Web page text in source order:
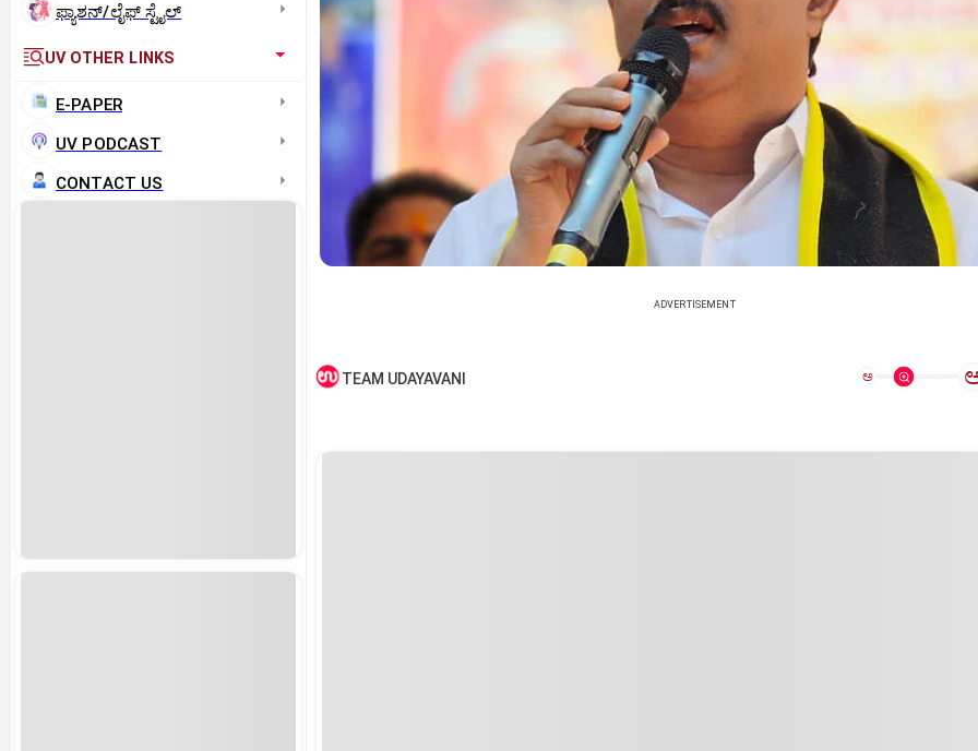
ಫ್ಯಾಶನ್/ಲೈಫ್‌ ಸ್ಟೈಲ್
UV OTHER LINKS
E-PAPER
UV PODCAST
CONTACT US
ADVERTISEMENT
TEAM UDAYAVANI ಅ